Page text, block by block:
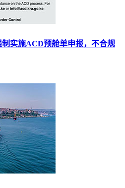
制实施ACD预舱单申报，不合规